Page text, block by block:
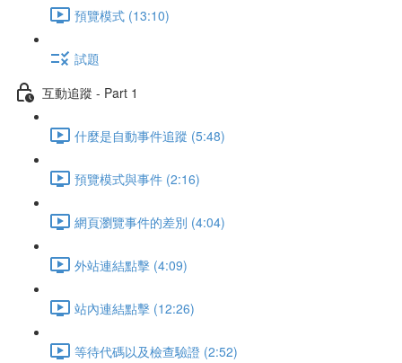
預覽模式 (13:10)
試題
互動追蹤 - Part 1
什麼是自動事件追蹤 (5:48)
預覽模式與事件 (2:16)
網頁瀏覽事件的差別 (4:04)
外站連結點擊 (4:09)
站內連結點擊 (12:26)
等待代碼以及檢查驗證 (2:52)